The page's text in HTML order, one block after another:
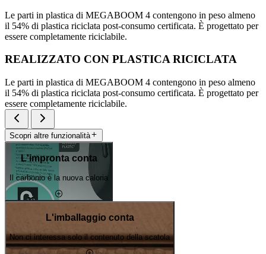
Le parti in plastica di MEGABOOM 4 contengono in peso almeno
il 54% di plastica riciclata post-consumo certificata. È progettato per
essere completamente riciclabile.
REALIZZATO CON PLASTICA RICICLATA
Le parti in plastica di MEGABOOM 4 contengono in peso almeno
il 54% di plastica riciclata post-consumo certificata. È progettato per
essere completamente riciclabile.
Scopri altre funzionalità
L'impronta conta
Il carbonio è la nuova caloria
L'imballaggio conta
Non ci interessa solo il contenuto della scatola